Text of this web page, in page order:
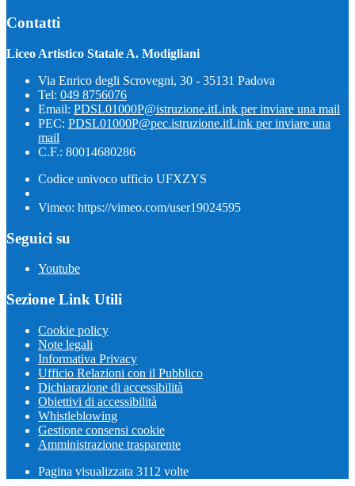
Contatti
Liceo Artistico Statale A. Modigliani
Via Enrico degli Scrovegni, 30 - 35131 Padova
Tel: 049 8756076
Email: PDSL01000P@istruzione.itLink per inviare una mail
PEC: PDSL01000P@pec.istruzione.itLink per inviare una
mail
C.F.: 80014680286
Codice univoco ufficio UFXZYS
Vimeo: https://vimeo.com/user19024595
Seguici su
Youtube
Sezione Link Utili
Cookie policy
Note legali
Informativa Privacy
Ufficio Relazioni con il Pubblico
Dichiarazione di accessibilità
Obiettivi di accessibilità
Whistleblowing
Gestione consensi cookie
Amministrazione trasparente
Pagina visualizzata 3112 volte